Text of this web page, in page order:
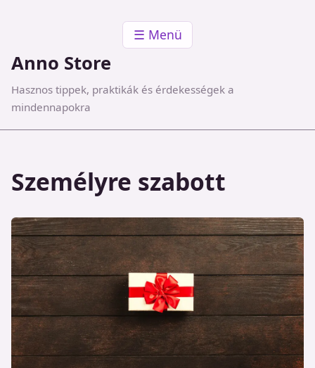
☰ Menü
Anno Store
Hasznos tippek, praktikák és érdekességek a
mindennapokra
Személyre szabott